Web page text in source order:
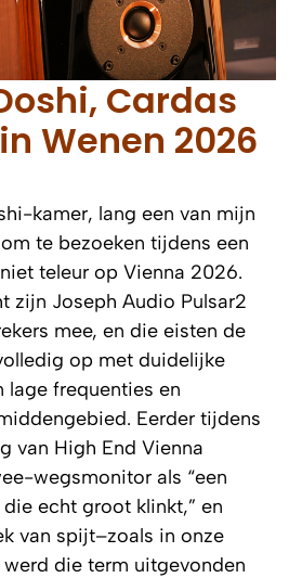
Cardas
Wenen 2026
kamer, lang een van mijn
te bezoeken tijdens een
teleur op Vienna 2026.
zijn Joseph Audio Pulsar2
mee, en die eisten de
op met duidelijke
lage frequenties en
Eerder tijdens
van High End Vienna
wegsmonitor als “een
echt groot klinkt,” en
van spijt–zoals in onze
die term uitgevonden